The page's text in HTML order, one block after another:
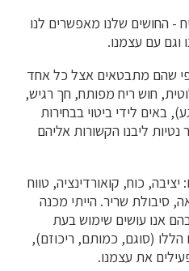
- החושים שלנו מאפשרים לנו
וגם עם עצמנו.
שהם מתבטאים אצל כל אחד
חוש ריח מפותח, חך רגיש,
באים לידי ביטוי בבחירות
נטיות ליבנו הקשורות אליהם
כוח, קואורדינציה, טווח
סיבולת שריר. הייתי מכנה
אנו עושים שימוש בעת
הללו (סוגם, כמותם, ריכוזם),
את עצמנו.